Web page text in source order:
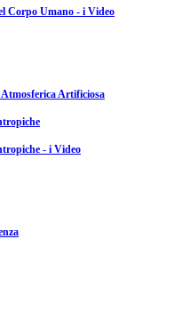
Corpo Umano - i Video
Artificiosa
- i Video